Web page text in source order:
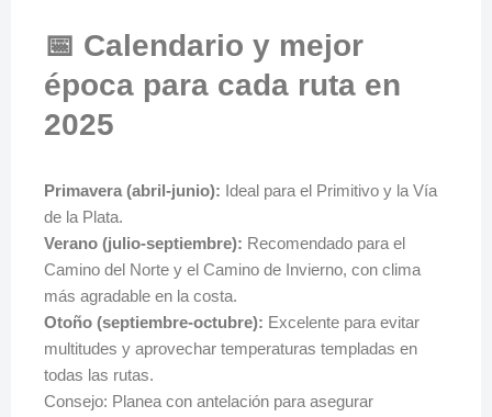
📅 Calendario y mejor
época para cada ruta en
2025
Primavera (abril-junio): Ideal para el Primitivo y la Vía
de la Plata.
Verano (julio-septiembre): Recomendado para el
Camino del Norte y el Camino de Invierno, con clima
más agradable en la costa.
Otoño (septiembre-octubre): Excelente para evitar
multitudes y aprovechar temperaturas templadas en
todas las rutas.
Consejo: Planea con antelación para asegurar